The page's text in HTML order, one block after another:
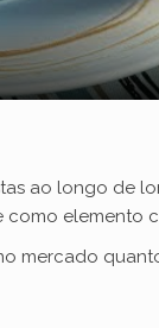
ao longo de
como elemento
mercado